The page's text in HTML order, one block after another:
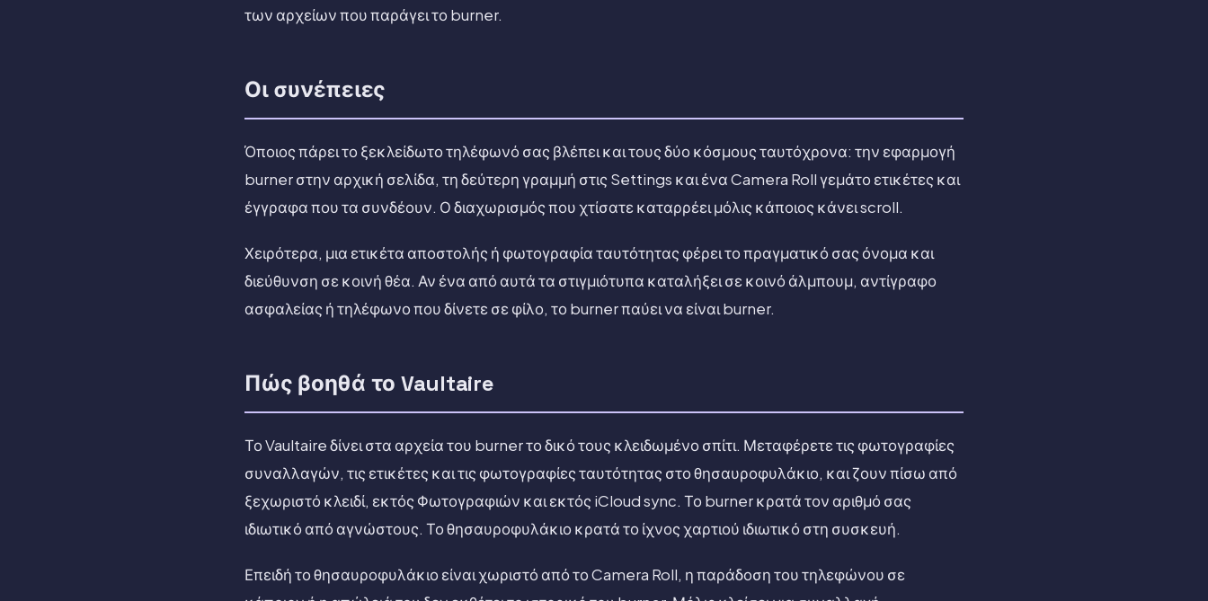
των αρχείων που παράγει το burner.
Οι συνέπειες
Όποιος πάρει το ξεκλείδωτο τηλέφωνό σας βλέπει και τους δύο κόσμους ταυτόχρονα: την εφαρμογή
burner στην αρχική σελίδα, τη δεύτερη γραμμή στις Settings και ένα Camera Roll γεμάτο ετικέτες και
έγγραφα που τα συνδέουν. Ο διαχωρισμός που χτίσατε καταρρέει μόλις κάποιος κάνει scroll.
Χειρότερα, μια ετικέτα αποστολής ή φωτογραφία ταυτότητας φέρει το πραγματικό σας όνομα και
διεύθυνση σε κοινή θέα. Αν ένα από αυτά τα στιγμιότυπα καταλήξει σε κοινό άλμπουμ, αντίγραφο
ασφαλείας ή τηλέφωνο που δίνετε σε φίλο, το burner παύει να είναι burner.
Πώς βοηθά το Vaultaire
Το Vaultaire δίνει στα αρχεία του burner το δικό τους κλειδωμένο σπίτι. Μεταφέρετε τις φωτογραφίες
συναλλαγών, τις ετικέτες και τις φωτογραφίες ταυτότητας στο θησαυροφυλάκιο, και ζουν πίσω από
ξεχωριστό κλειδί, εκτός Φωτογραφιών και εκτός iCloud sync. Το burner κρατά τον αριθμό σας
ιδιωτικό από αγνώστους. Το θησαυροφυλάκιο κρατά το ίχνος χαρτιού ιδιωτικό στη συσκευή.
Επειδή το θησαυροφυλάκιο είναι χωριστό από το Camera Roll, η παράδοση του τηλεφώνου σε